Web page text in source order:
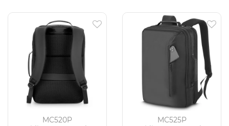
MC520P MC525P